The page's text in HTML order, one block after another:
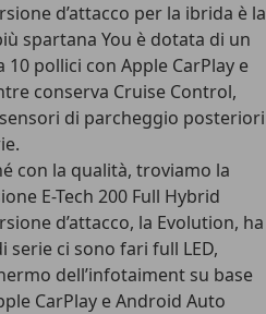
d’attacco per la ibrida è la
spartana You è dotata di un
pollici con Apple CarPlay e
conserva Cruise Control,
di parcheggio posteriori
con la qualità, troviamo la
E-Tech 200 Full Hybrid
d’attacco, la Evolution, ha
serie ci sono fari full LED,
dell’infotaiment su base
CarPlay e Android Auto